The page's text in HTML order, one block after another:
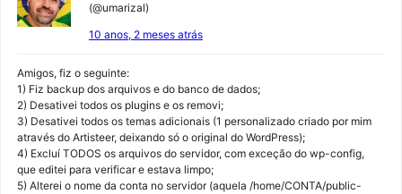
(@umarizal)
10 anos, 2 meses atrás
Amigos, fiz o seguinte:
1) Fiz backup dos arquivos e do banco de dados;
2) Desativei todos os plugins e os removi;
3) Desativei todos os temas adicionais (1 personalizado criado por mim
através do Artisteer, deixando só o original do WordPress);
4) Excluí TODOS os arquivos do servidor, com exceção do wp-config,
que editei para verificar e estava limpo;
5) Alterei o nome da conta no servidor (aquela /home/CONTA/public-